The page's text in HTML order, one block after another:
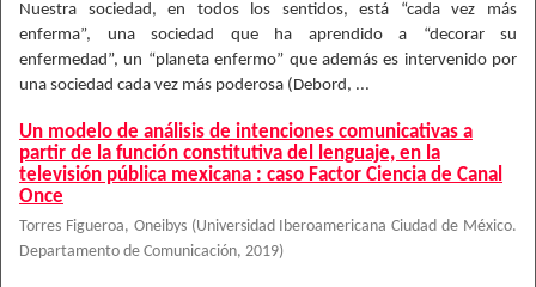
Nuestra sociedad, en todos los sentidos, está “cada vez más
enferma”, una sociedad que ha aprendido a “decorar su
enfermedad”, un “planeta enfermo” que además es intervenido por
una sociedad cada vez más poderosa (Debord, ...
Un modelo de análisis de intenciones comunicativas a
partir de la función constitutiva del lenguaje, en la
televisión pública mexicana : caso Factor Ciencia de Canal
Once
Torres Figueroa, Oneibys (Universidad Iberoamericana Ciudad de México.
Departamento de Comunicación, 2019)